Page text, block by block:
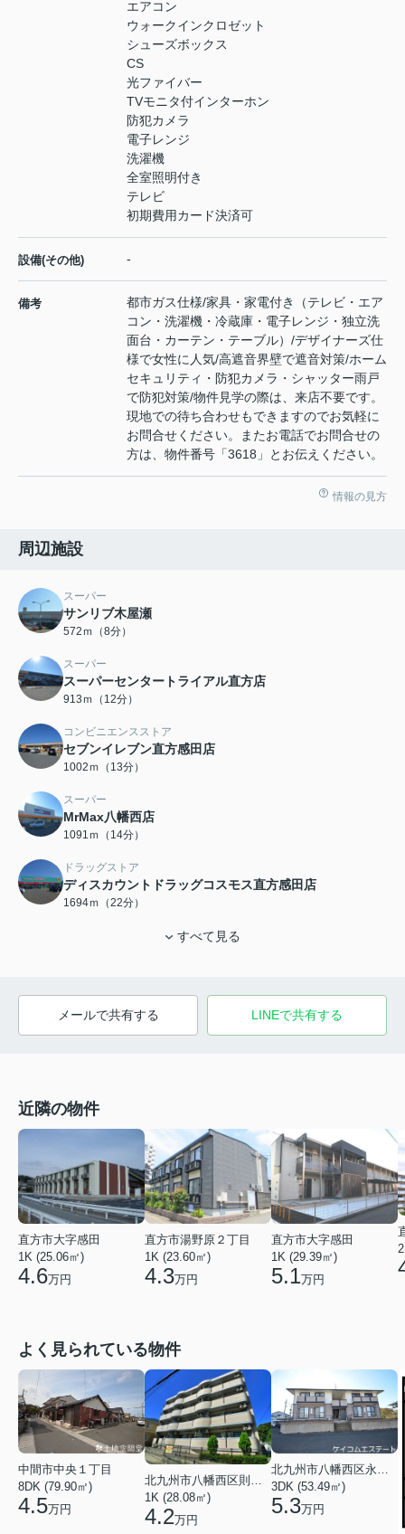
エアコン
ウォークインクロゼット
シューズボックス
CS
光ファイバー
TVモニタ付インターホン
防犯カメラ
電子レンジ
洗濯機
全室照明付き
テレビ
初期費用カード決済可
設備(その他) -
備考
都市ガス仕様/家具・家電付き（テレビ・エア
コン・洗濯機・冷蔵庫・電子レンジ・独立洗
面台・カーテン・テーブル）/デザイナーズ仕
様で女性に人気/高遮音界壁で遮音対策/ホーム
セキュリティ・防犯カメラ・シャッター雨戸
で防犯対策/物件見学の際は、来店不要です。
現地での待ち合わせもできますのでお気軽に
お問合せください。またお電話でお問合せの
方は、物件番号「3618」とお伝えください。
情報の見方
周辺施設
スーパー
サンリブ木屋瀬
572ｍ（8分）
スーパー
スーパーセンタートライアル直方店
913ｍ（12分）
コンビニエンスストア
セブンイレブン直方感田店
1002ｍ（13分）
スーパー
MrMax八幡西店
1091ｍ（14分）
ドラッグストア
ディスカウントドラッグコスモス直方感田店
1694ｍ（22分）
すべて見る
メールで共有する LINEで共有する
近隣の物件
直方市大字感田
1K (25.06㎡)
4.6万円
直方市湯野原２丁目
1K (23.60㎡)
4.3万円
直方市大字感田
1K (29.39㎡)
5.1万円
よく見られている物件
中間市中央１丁目
8DK (79.90㎡)
4.5万円
北九州市八幡西区則松１丁目
1K (28.08㎡)
4.2万円
3DK (53.49㎡)
5.3万円